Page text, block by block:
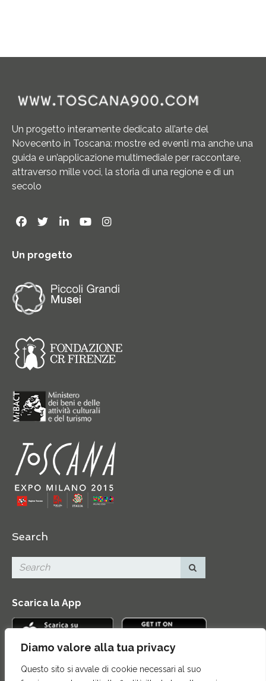
Diamo valore alla tua privacy
Questo sito si avvale di cookie necessari al suo
Un progetto interamente dedicato all’arte del
Novecento in Toscana: mostre ed eventi ma anche una
guida e un’applicazione multimediale per raccontare,
attraverso mille voci, la storia di una regione e di un
secolo
Un progetto
Search
Scarica la App
Contatti|Area Stampa|Mappa del sito |Credits